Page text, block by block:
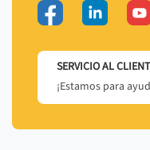
SERVICIO AL
¡Estamos para